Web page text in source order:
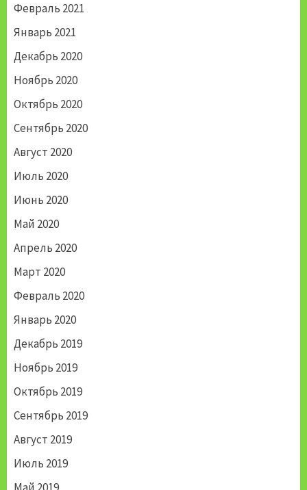
Февраль 2021
Январь 2021
Декабрь 2020
Ноябрь 2020
Октябрь 2020
Сентябрь 2020
Август 2020
Июль 2020
Июнь 2020
Май 2020
Апрель 2020
Март 2020
Февраль 2020
Январь 2020
Декабрь 2019
Ноябрь 2019
Октябрь 2019
Сентябрь 2019
Август 2019
Июль 2019